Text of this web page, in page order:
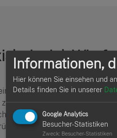
Wie
Auftrag über 100.000
zu einem bestimmten
zu sichern. Sobald die
Informationen,
Hier können Sie einsehen und
Details finden Sie in unserer
Google Analytics
Besucher-Statistiken
Zweck: Besucher-Statistiken